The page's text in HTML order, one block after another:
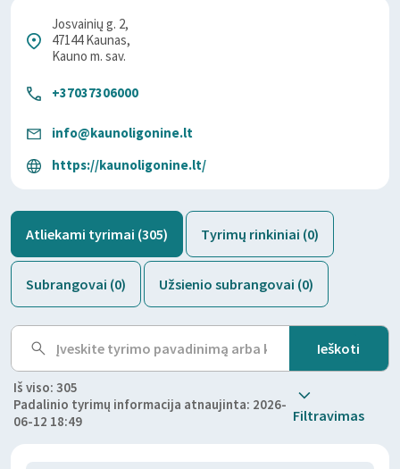
Josvainių g. 2,
47144 Kaunas,
Kauno m. sav.
+37037306000
info@kaunoligonine.lt
https://kaunoligonine.lt/
Atliekami tyrimai (305) Tyrimų rinkiniai (0)
Subrangovai (0) Užsienio subrangovai (0)
Iš viso: 305
Padalinio tyrimų informacija atnaujinta: 2026-
06-12 18:49
Filtravimas